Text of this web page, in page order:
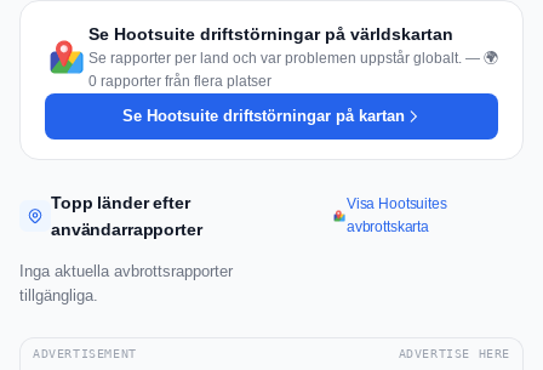
Se Hootsuite driftstörningar på världskartan
Se rapporter per land och var problemen uppstår globalt. — 🌍
0 rapporter från flera platser
Se Hootsuite driftstörningar på kartan
Topp länder efter
användarrapporter
Visa Hootsuites
avbrottskarta
Inga aktuella avbrottsrapporter
tillgängliga.
ADVERTISEMENT ADVERTISE HERE